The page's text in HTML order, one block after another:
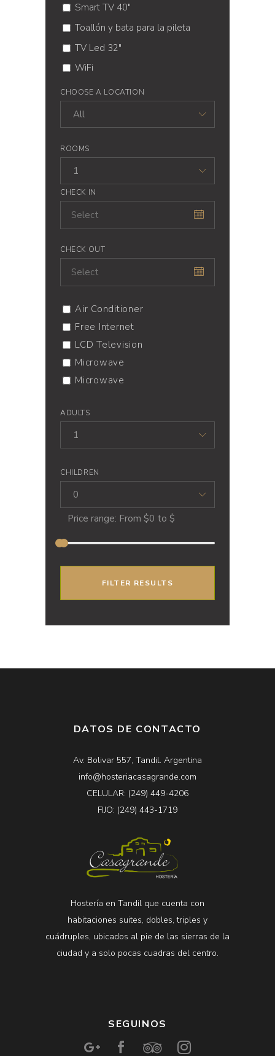
Smart TV 40"
Toallón y bata para la pileta
TV Led 32"
WiFi
CHOOSE A LOCATION
All
ROOMS
1
CHECK IN
CHECK OUT
Air Conditioner
Free Internet
LCD Television
Microwave
Microwave
ADULTS
1
CHILDREN
0
Price range: From $0 to $
FILTER RESULTS
DATOS DE CONTACTO
Av. Bolivar 557, Tandil. Argentina
info@hosteriacasagrande.com
CELULAR: (249) 449-4206
FIJO: (249) 443-1719
Hostería en Tandil que cuenta con
habitaciones suites, dobles, triples y
cuádruples, ubicados al pie de las sierras de la
ciudad y a solo pocas cuadras del centro.
SEGUINOS